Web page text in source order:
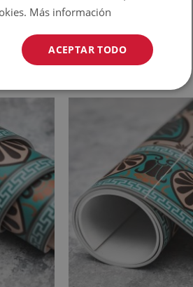
Más información
ACEPTAR TODO